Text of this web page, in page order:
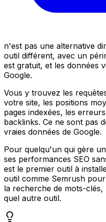
n'est pas une alternative
outil différent, avec un
est gratuit, et les données
Google.
Vous y trouvez les
votre site, les positions
pages indexées, les
backlinks. Ce ne sont pas
vraies données de Google.
Pour quelqu'un qui gère
ses performances SEO
est le premier outil à
outil comme Semrush
la recherche de mots-
quel autre outil.